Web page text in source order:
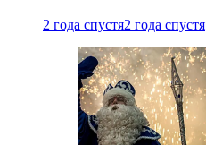
2 года спустя2 года спустя